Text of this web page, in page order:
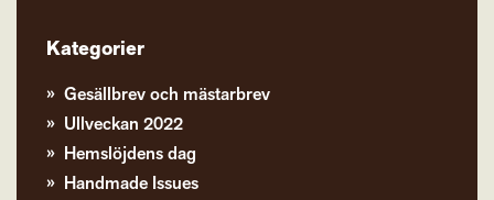
Kategorier
Gesällbrev och mästarbrev
Ullveckan 2022
Hemslöjdens dag
Handmade Issues